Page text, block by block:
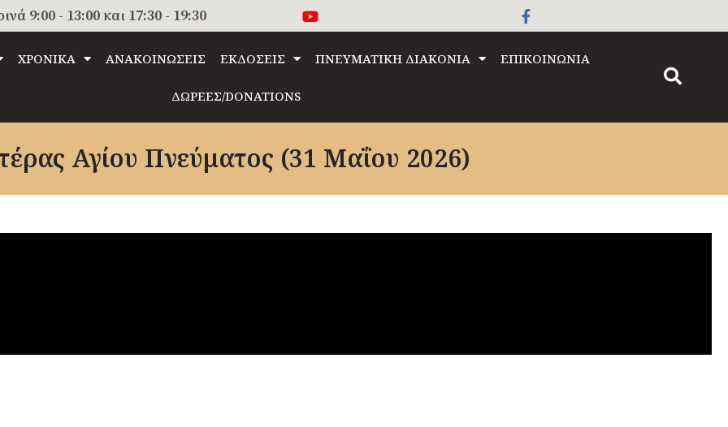
9:00 - 13:00 και 17:30 - 19:30
ΧΡΟΝΙΚΑ ΑΝΑΚΟΙΝΩΣΕΙΣ ΕΚΔΟΣΕΙΣ ΠΝΕΥΜΑΤΙΚΗ ΔΙΑΚΟΝΙΑ ΕΠΙΚΟΙΝΩΝΙΑ
ΔΩΡΕΕΣ/DONATIONS
Αγίου Πνεύματος (31 Mαΐου 2026)​